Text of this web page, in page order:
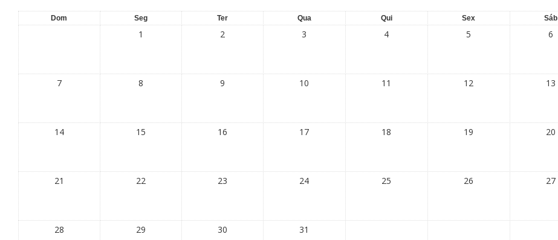
Dom Seg Ter Qua Qui Sex Sáb
1 2 3 4 5 6
7 8 9 10 11 12 13
14 15 16 17 18 19 20
21 22 23 24 25 26 27
28 29 30 31